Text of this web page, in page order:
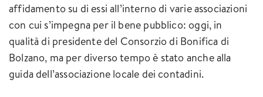
affidamento su di essi all’interno di varie associazioni
con cui s’impegna per il bene pubblico: oggi, in
qualità di presidente del Consorzio di Bonifica di
Bolzano, ma per diverso tempo è stato anche alla
guida dell’associazione locale dei contadini.